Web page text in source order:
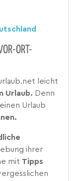
ORT-
leicht
Urlaub. Denn
Urlaub
ihrer
mit Tipps